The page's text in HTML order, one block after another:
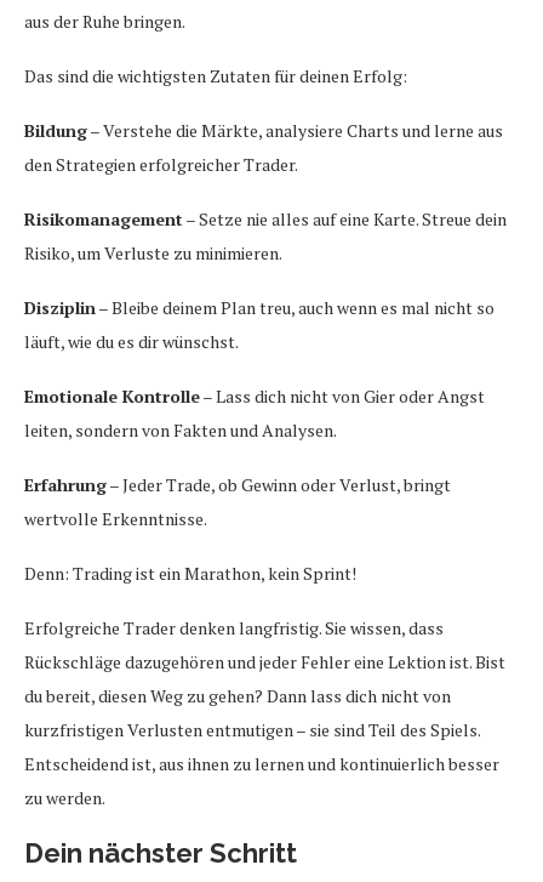
aus der Ruhe bringen.
Das sind die wichtigsten Zutaten für deinen Erfolg:
Bildung– Verstehe die Märkte, analysiere Charts und lerne aus
den Strategien erfolgreicher Trader.
Risikomanagement – Setze nie alles auf eine Karte. Streue dein
Risiko, um Verluste zu minimieren.
Disziplin – Bleibe deinem Plan treu, auch wenn es mal nicht so
läuft, wie du es dir wünschst.
Emotionale Kontrolle– Lass dich nicht von Gier oder Angst
leiten, sondern von Fakten und Analysen.
Erfahrung– Jeder Trade, ob Gewinn oder Verlust, bringt
wertvolle Erkenntnisse.
Denn: Trading ist ein Marathon, kein Sprint!
Erfolgreiche Trader denken langfristig. Sie wissen, dass
Rückschläge dazugehören und jeder Fehler eine Lektion ist. Bist
du bereit, diesen Weg zu gehen? Dann lass dich nicht von
kurzfristigen Verlusten entmutigen – sie sind Teil des Spiels.
Entscheidend ist, aus ihnen zu lernen und kontinuierlich besser
zu werden.
Dein nächster Schritt